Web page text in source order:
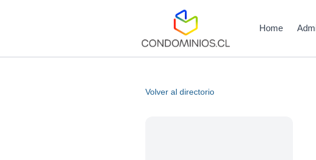
Home
Volver al directorio